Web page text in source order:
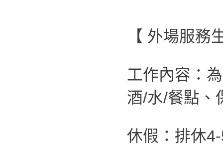
【 外場服務
工作內容：
酒/水/餐點、
休假：排休